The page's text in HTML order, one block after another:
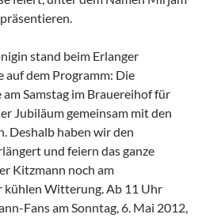
stand beim Erlanger
auf dem Programm: Die
Samstag im Brauereihof für
Jubiläum gemeinsam mit den
Deshalb haben wir den
und feiern das ganze
Kitzmann noch am
kühlen Witterung. Ab 11 Uhr
Fans am Sonntag, 6. Mai 2012,